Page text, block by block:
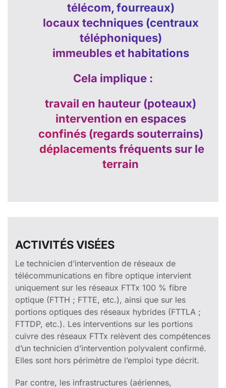
télécom, fourreaux)
locaux techniques (centraux
téléphoniques)
immeubles et habitations
Cela implique :
travail en hauteur (poteaux)
intervention en espaces
confinés (regards souterrains)
déplacements fréquents sur le
terrain
ACTIVITÉS VISÉES
Le technicien d’intervention de réseaux de
télécommunications en fibre optique intervient
uniquement sur les réseaux FTTx 100 % fibre
optique (FTTH ; FTTE, etc.), ainsi que sur les
portions optiques des réseaux hybrides (FTTLA ;
FTTDP, etc.). Les interventions sur les portions
cuivre des réseaux FTTx relèvent des compétences
d’un technicien d’intervention polyvalent confirmé.
Elles sont hors périmètre de l’emploi type décrit.
Par contre, les infrastructures (aériennes,